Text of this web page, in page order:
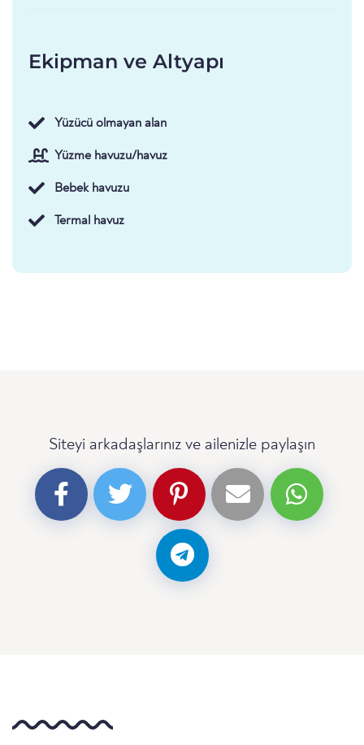
Ekipman ve Altyapı
Yüzücü olmayan alan
Yüzme havuzu/havuz
Bebek havuzu
Termal havuz
Siteyi arkadaşlarınız ve ailenizle paylaşın